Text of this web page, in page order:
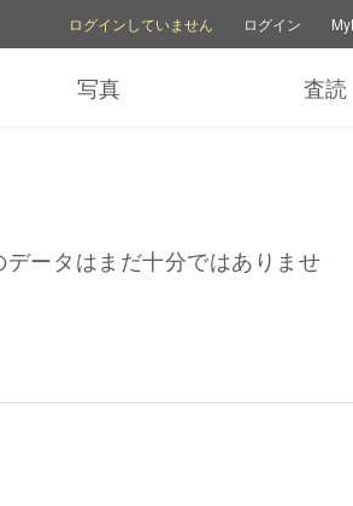
ログインしていません ログイン
写真 査読
ータはまだ十分ではありませ